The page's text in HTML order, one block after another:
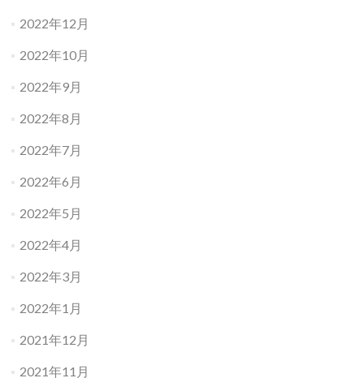
2022年12月
2022年10月
2022年9月
2022年8月
2022年7月
2022年6月
2022年5月
2022年4月
2022年3月
2022年1月
2021年12月
2021年11月